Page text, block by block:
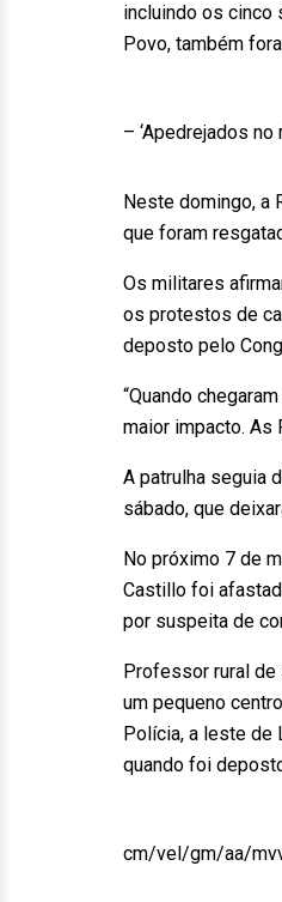
incluindo os cinco
Povo, também
– ‘Apedrejados no
Neste domingo, a
que foram
Os militares
os protestos de
deposto pelo
“Quando
maior impacto. As
A patrulha seguia
sábado, que
No próximo 7 de
Castillo foi
por suspeita de
Professor rural de
um pequeno
Polícia, a leste de
quando foi
cm/vel/gm/aa/